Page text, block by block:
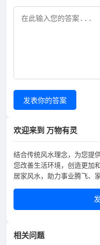
发表你的答案
欢迎来到 万物有灵
结合传统风水理念，为您提
您改善生活环境，创造更加
居家风水，助力事业腾飞、
相关问题